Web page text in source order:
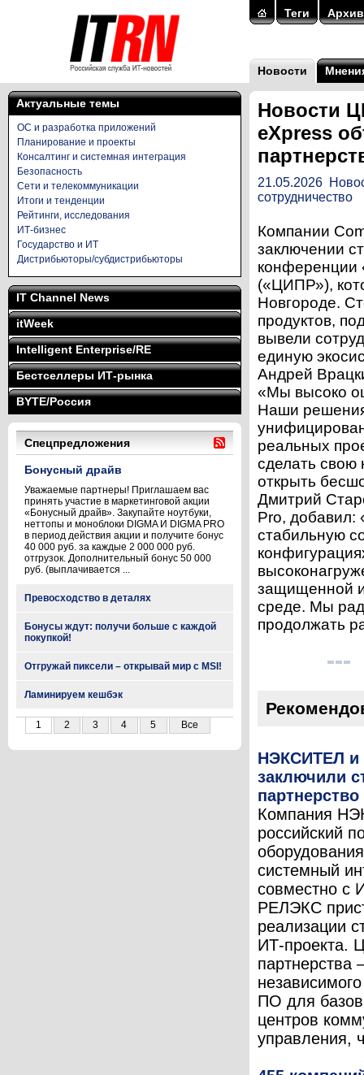
Теги Архив
Новости
Актуальные темы
ОС и разработка приложений
Планирование и проекты
Консалтинг и системная интеграция
Безопасность
Сети и телекоммуникации
Итоги и тенденции
Рейтинги, исследования
ИТ-бизнес
Государство и ИТ
Дистрибьюторы/субдистрибьюторы
IT Channel News
itWeek
Intelligent Enterprise/RE
Бестселлеры ИТ-рынка
BYTE/Россия
Спецпредложения
Бонусный драйв
Уважаемые партнеры! Приглашаем вас
принять участие в маркетинговой акции
«Бонусный драйв». Закупайте ноутбуки,
неттопы и моноблоки DIGMA И DIGMA PRO
в период действия акции и получите бонус
40 000 руб. за каждые 2 000 000 руб.
отгрузок. Дополнительный бонус 50 000
руб. (выплачивается ...
Превосходство в деталях
Бонусы ждут: получи больше с каждой
покупкой!
Отгружай пиксели – открывай мир с MSI!
Ламинируем кешбэк
1 2 3 4 5 Все
Новости
eXpress
21.05.2026
сотрудничество
Компании
заключении
конференции
(«ЦИПР»),
Новгороде.
продуктов,
вывели
единую
Андрей
«Мы высоко
Наши
реальных
сделать
открыть
Дмитрий
Pro,
стабильную
защищенной
среде. Мы
продолжать
НЭКСИТЕЛ
заключили
партнерство
Компания
российский
системный
совместно с
РЕЛЭКС
реализации
ИТ-проекта.
партнерства
ПО для
центров
управления,